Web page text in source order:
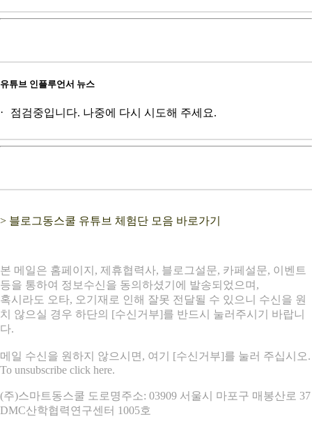
유튜브 인플루언서 뉴스
점검중입니다. 나중에 다시 시도해 주세요.
> 블로그동스쿨 유튜브 체험단 모음 바로가기
본 메일은 홈페이지, 제휴협력사, 블로그설문, 카페설문, 이벤트
등을 통하여 정보수신을 동의하셨기에 발송되었으며,
혹시라도 오타, 오기재로 인해 잘못 전달될 수 있으니 수신을 원
치 않으실 경우 하단의 [수신거부]를 반드시 눌러주시기 바랍니
다.
메일 수신을 원하지 않으시면, 여기 [수신거부]를 눌러 주십시오.
To unsubscribe click here.
(주)스마트동스쿨 도로명주소: 03909 서울시 마포구 매봉산로 37
DMC산학협력연구센터 1005호